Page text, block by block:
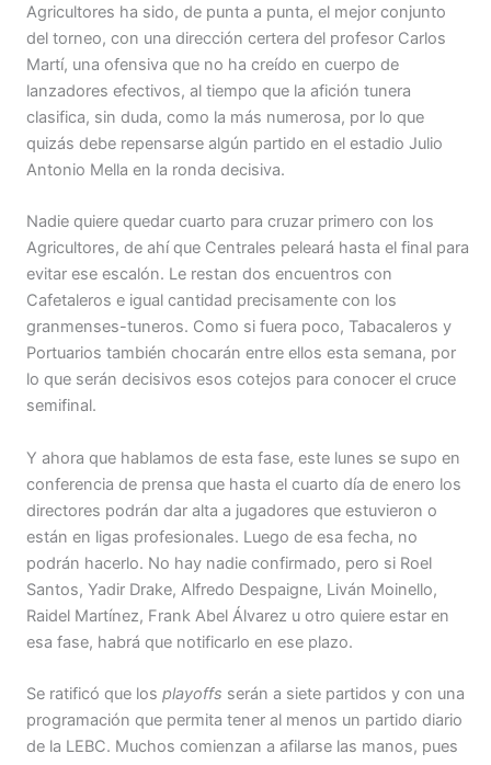
Agricultores ha sido, de punta a punta, el mejor conjunto
del torneo, con una dirección certera del profesor Carlos
Martí, una ofensiva que no ha creído en cuerpo de
lanzadores efectivos, al tiempo que la afición tunera
clasifica, sin duda, como la más numerosa, por lo que
quizás debe repensarse algún partido en el estadio Julio
Antonio Mella en la ronda decisiva.
Nadie quiere quedar cuarto para cruzar primero con los
Agricultores, de ahí que Centrales peleará hasta el final para
evitar ese escalón. Le restan dos encuentros con
Cafetaleros e igual cantidad precisamente con los
granmenses-tuneros. Como si fuera poco, Tabacaleros y
Portuarios también chocarán entre ellos esta semana, por
lo que serán decisivos esos cotejos para conocer el cruce
semifinal.
Y ahora que hablamos de esta fase, este lunes se supo en
conferencia de prensa que hasta el cuarto día de enero los
directores podrán dar alta a jugadores que estuvieron o
están en ligas profesionales. Luego de esa fecha, no
podrán hacerlo. No hay nadie confirmado, pero si Roel
Santos, Yadir Drake, Alfredo Despaigne, Liván Moinello,
Raidel Martínez, Frank Abel Álvarez u otro quiere estar en
esa fase, habrá que notificarlo en ese plazo.
Se ratificó que los playoffs serán a siete partidos y con una
programación que permita tener al menos un partido diario
de la LEBC. Muchos comienzan a afilarse las manos, pues